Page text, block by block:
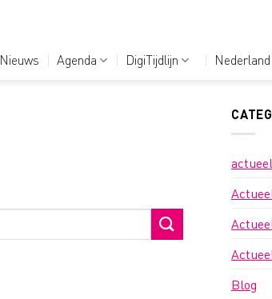
Nieuws Agenda DigiTijdlijn
actueel
Blog